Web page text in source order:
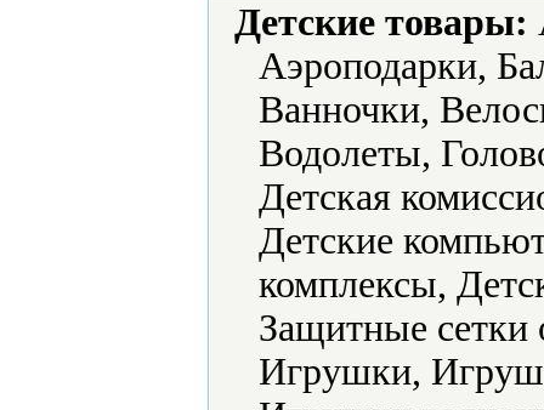
Детские товары:
Аэроподарки,
Ванночки,
Водолеты,
Детская
Детские
комплексы,
Защитные сетки
Игрушки,